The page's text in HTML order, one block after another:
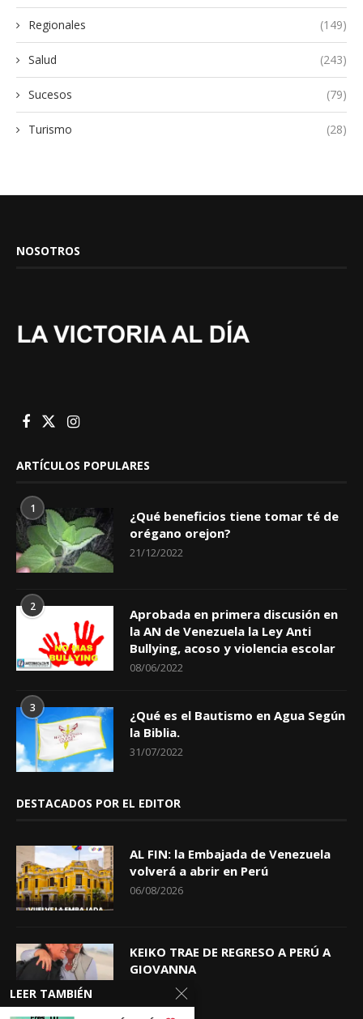
Regionales (149)
Salud (243)
Sucesos (79)
Turismo (28)
NOSOTROS
ARTÍCULOS POPULARES
1
¿Qué beneficios tiene tomar té de
orégano orejon?
21/12/2022
2
Aprobada en primera discusión en
la AN de Venezuela la Ley Anti
Bullying, acoso y violencia escolar
08/06/2022
3
¿Qué es el Bautismo en Agua Según
la Biblia.
31/07/2022
DESTACADOS POR EL EDITOR
AL FIN: la Embajada de Venezuela
volverá a abrir en Perú
06/08/2026
KEIKO TRAE DE REGRESO A PERÚ A
GIOVANNA
04/08/2026
LEER TAMBIÉN